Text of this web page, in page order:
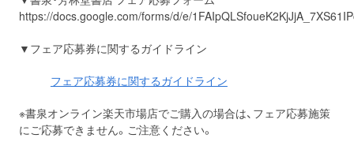
https://docs.google.com/forms/d/e/
▼フェア応募券に関するガイドライン
フェア応募券に関するガイドライン
※書泉オンライン楽天市場店でご購入の場合は、フェア応募施策
にご応募できません。ご注意ください。